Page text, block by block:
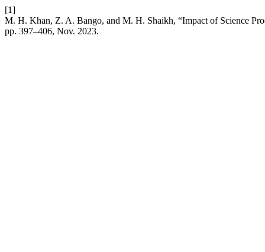
[1]
M. H. Khan, Z. A. Bango, and M. H. Shaikh, “Impact of Science
pp. 397–406, Nov. 2023.